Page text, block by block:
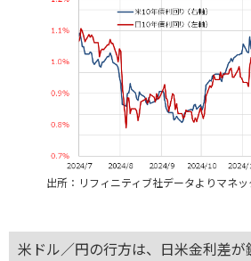
出所：リフィニティブ社データよりマネ
米ドル／円の行方は、日米金利差が